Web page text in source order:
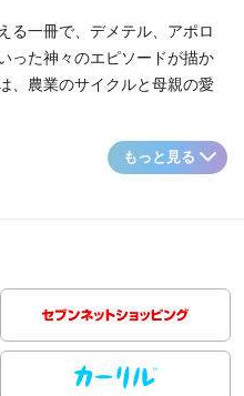
る一冊で、デメテル、アポロ
った神々のエピソードが描か
、農業のサイクルと母親の愛
もっと見る